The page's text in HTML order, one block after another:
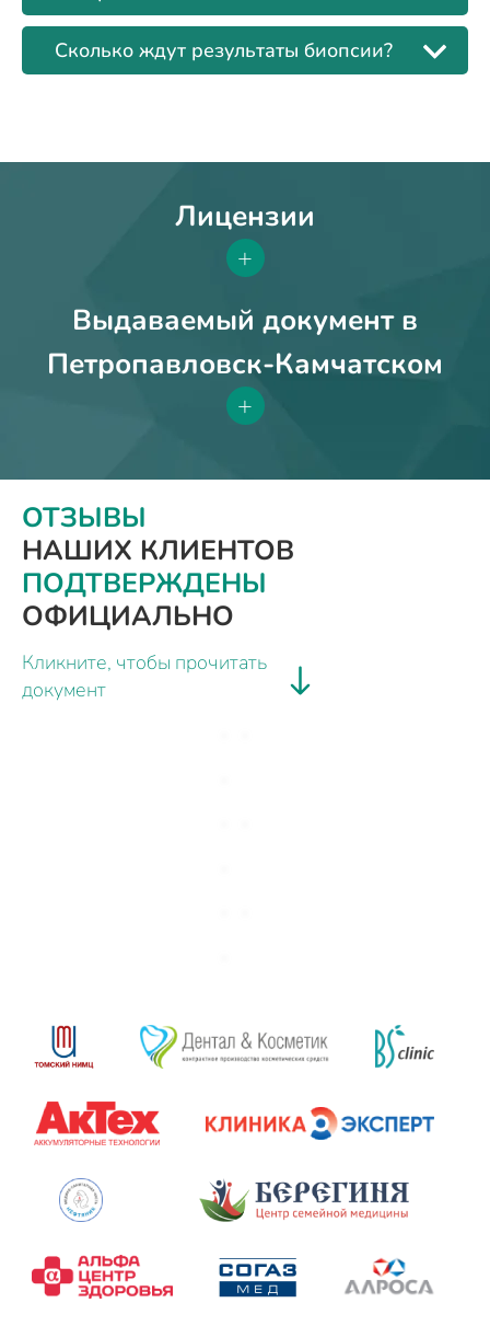
Сколько ждут результаты биопсии?
Лицензии
+
Выдаваемый документ в
Петропавловск-Камчатском
+
ОТЗЫВЫ
НАШИХ КЛИЕНТОВ
ПОДТВЕРЖДЕНЫ
ОФИЦИАЛЬНО
Кликните, чтобы прочитать
документ